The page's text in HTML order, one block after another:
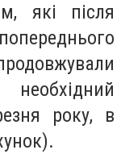
які після
року, в